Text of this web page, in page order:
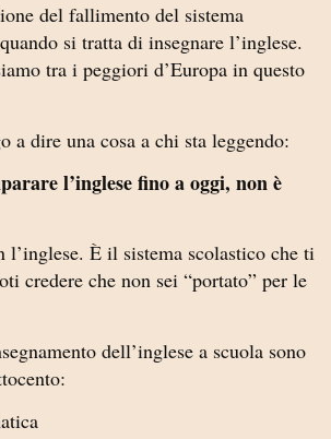
del fallimento del sistema
si tratta di insegnare l’inglese.
tra i peggiori d’Europa in questo
a dire una cosa a chi sta leggendo:
l’inglese fino a oggi, non è
l’inglese. È il sistema scolastico che ti
credere che non sei “portato” per le
dell’inglese a scuola sono